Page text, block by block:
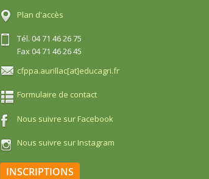
Plan d'accès
Tél. 04 71 46 26 75
Fax 04 71 46 26 45
cfppa.aurillac[at]educagri.fr
Formulaire de contact
Nous suivre sur Facebook
Nous suivre sur Instagram
INSCRIPTIONS